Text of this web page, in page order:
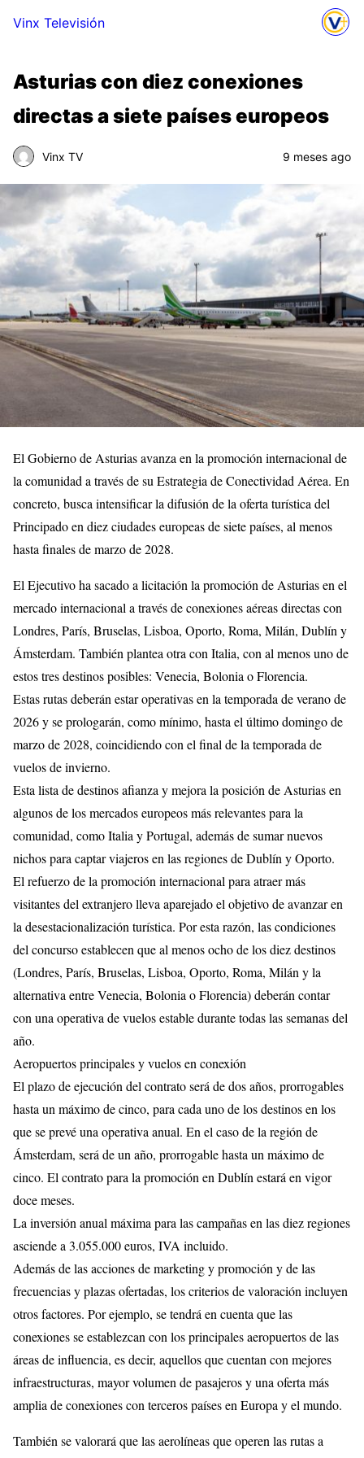
Vinx Televisión
Asturias con diez conexiones
directas a siete países europeos
Vinx TV 9 meses ago
El Gobierno de Asturias avanza en la promoción internacional de
la comunidad a través de su Estrategia de Conectividad Aérea. En
concreto, busca intensificar la difusión de la oferta turística del
Principado en diez ciudades europeas de siete países, al menos
hasta finales de marzo de 2028.
El Ejecutivo ha sacado a licitación la promoción de Asturias en el
mercado internacional a través de conexiones aéreas directas con
Londres, París, Bruselas, Lisboa, Oporto, Roma, Milán, Dublín y
Ámsterdam. También plantea otra con Italia, con al menos uno de
estos tres destinos posibles: Venecia, Bolonia o Florencia.
Estas rutas deberán estar operativas en la temporada de verano de
2026 y se prologarán, como mínimo, hasta el último domingo de
marzo de 2028, coincidiendo con el final de la temporada de
vuelos de invierno.
Esta lista de destinos afianza y mejora la posición de Asturias en
algunos de los mercados europeos más relevantes para la
comunidad, como Italia y Portugal, además de sumar nuevos
nichos para captar viajeros en las regiones de Dublín y Oporto.
El refuerzo de la promoción internacional para atraer más
visitantes del extranjero lleva aparejado el objetivo de avanzar en
la desestacionalización turística. Por esta razón, las condiciones
del concurso establecen que al menos ocho de los diez destinos
(Londres, París, Bruselas, Lisboa, Oporto, Roma, Milán y la
alternativa entre Venecia, Bolonia o Florencia) deberán contar
con una operativa de vuelos estable durante todas las semanas del
año.
Aeropuertos principales y vuelos en conexión
El plazo de ejecución del contrato será de dos años, prorrogables
hasta un máximo de cinco, para cada uno de los destinos en los
que se prevé una operativa anual. En el caso de la región de
Ámsterdam, será de un año, prorrogable hasta un máximo de
cinco. El contrato para la promoción en Dublín estará en vigor
doce meses.
La inversión anual máxima para las campañas en las diez regiones
asciende a 3.055.000 euros, IVA incluido.
Además de las acciones de marketing y promoción y de las
frecuencias y plazas ofertadas, los criterios de valoración incluyen
otros factores. Por ejemplo, se tendrá en cuenta que las
conexiones se establezcan con los principales aeropuertos de las
áreas de influencia, es decir, aquellos que cuentan con mejores
infraestructuras, mayor volumen de pasajeros y una oferta más
amplia de conexiones con terceros países en Europa y el mundo.
También se valorará que las aerolíneas que operen las rutas a